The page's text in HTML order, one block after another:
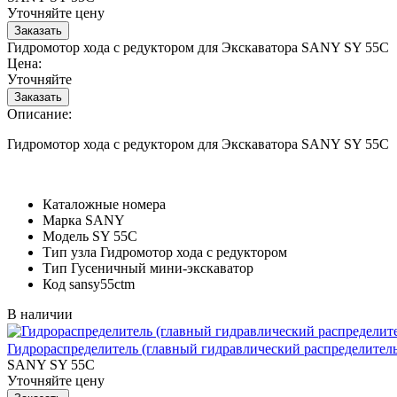
Уточняйте цену
Гидромотор хода с редуктором для Экскаватора SANY SY 55C
Цена:
Уточняйте
Описание:
Гидромотор хода с редуктором для Экскаватора SANY SY 55C
Каталожные номера
Марка SANY
Модель SY 55C
Тип узла Гидромотор хода с редуктором
Тип Гусеничный мини-экскаватор
Код sansy55ctm
В наличии
Гидрораспределитель (главный гидравлический
SANY SY 55C
Уточняйте цену